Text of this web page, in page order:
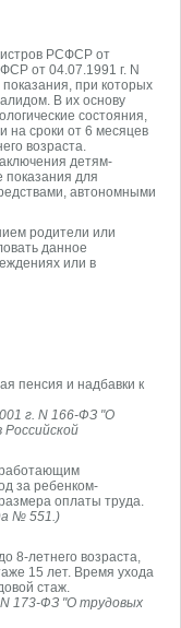
РСФСР от
от 04.07.1991 г. N
при которых
В их основу
состояния,
на сроки от 6 месяцев
возраста.
детям-
показания для
автономными
родители или
данное
или в
пенсия и надбавки к
г. N 166-ФЗ "О
Российской
за ребенком-
оплаты труда.
№ 551.)
8-летнего возраста,
15 лет. Время ухода
стаж.
173-ФЗ "О трудовых